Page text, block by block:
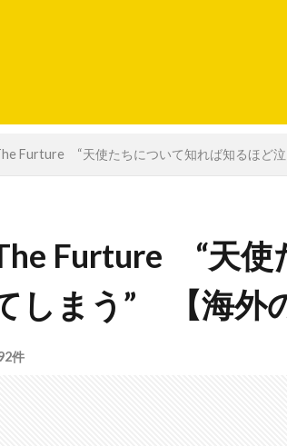
Furture “天使たちについて知れば知るほど
Furture “天使
しまう” 【海外
件